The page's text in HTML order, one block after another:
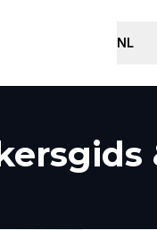
NL